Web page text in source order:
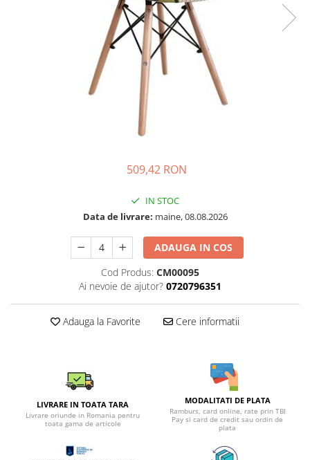
509,42 RON
IN STOC
Data de livrare: maine, 08.08.2026
ADAUGA IN COS
Cod Produs: CM00095
Ai nevoie de ajutor? 0720796351
Adauga la Favorite Cere informatii
LIVRARE IN TOATA TARA
Livrare oriunde in Romania pentru
toata gama de articole
MODALITATI DE PLATA
Ramburs, card online, rate prin TBI
Pay si card de credit sau ordin de
plata